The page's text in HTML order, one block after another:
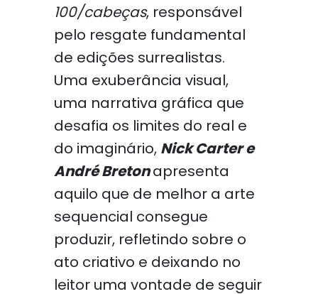
100/cabeças, responsável
pelo resgate fundamental
de edições surrealistas.
Uma exuberância visual,
uma narrativa gráfica que
desafia os limites do real e
do imaginário, Nick Carter e
André Bretonapresenta
aquilo que de melhor a arte
sequencial consegue
produzir, refletindo sobre o
ato criativo e deixando no
leitor uma vontade de seguir